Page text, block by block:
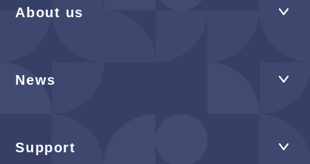
About us
News
Support